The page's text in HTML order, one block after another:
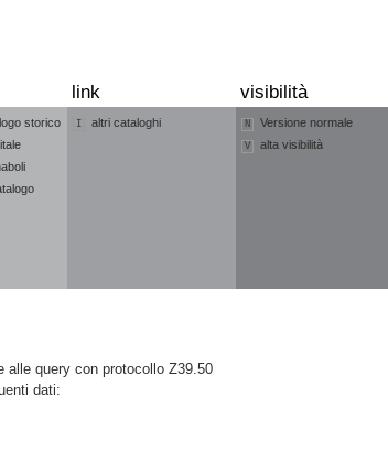
link visibilità
storico I altri cataloghi N Versione normale
V alta visibilità
alle query con protocollo Z39.50
dati: